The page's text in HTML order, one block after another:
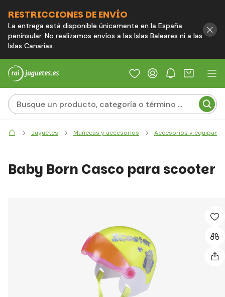
RESTRICCIONES DE ENVÍO
La entrega está disponible únicamente en la España
peninsular. No realizamos envíos a las Islas Baleares ni a las
Islas Canarias.
Juguetes Muñecas y accesorios Accesorios y
Baby Born Casco para scooter